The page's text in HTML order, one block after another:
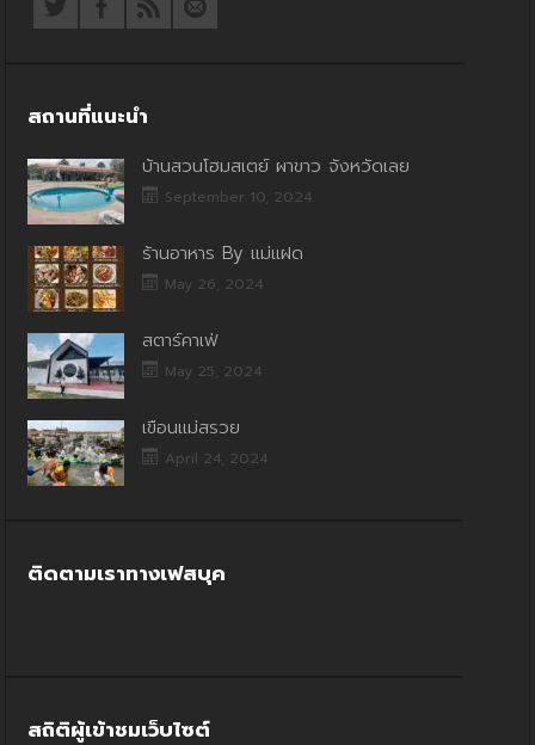
สถานที่แนะนำ
บ้านสวนโฮมสเตย์ ผาขาว จังหวัดเลย
September 10, 2024
ร้านอาหาร By แม่แฝด
May 26, 2024
สตาร์คาเฟ่
May 25, 2024
เขื่อนแม่สรวย
April 24, 2024
ติดตามเราทางเฟสบุค
สถิติผู้เข้าชมเว็บไซต์